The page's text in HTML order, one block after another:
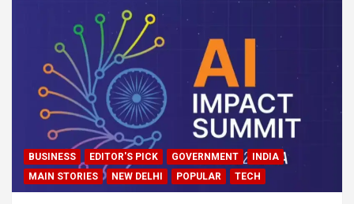
BUSINESS EDITOR'S PICK GOVERNMENT
INDIA
MAIN STORIES
NEW DELHI POPULAR TECH